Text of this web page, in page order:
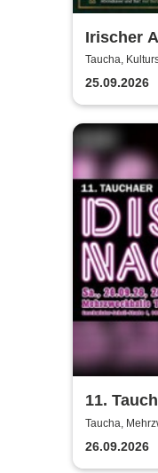
Irischer
Sober
& Whisky
Taucha,
25.09.2026
11.
Taucha,
26.09.2026